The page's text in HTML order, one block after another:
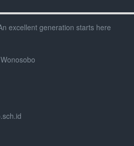
excellent generation starts here